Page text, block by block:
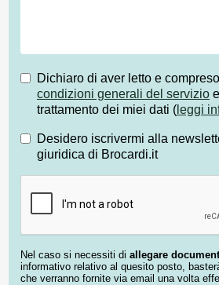
Dichiaro di aver letto e
condizioni generali del servizio
trattamento dei miei dati ( leggi
Desidero iscrivermi alla
giuridica di Brocardi.it
Nel caso si necessiti di allegare
informativo relativo al quesito posto,
che verranno fornite via email una volta